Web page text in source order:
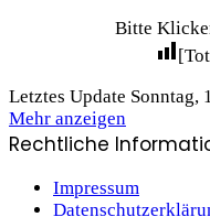
Bitte
Letztes Update Sonntag,
Mehr anzeigen
Rechtliche
Impressum